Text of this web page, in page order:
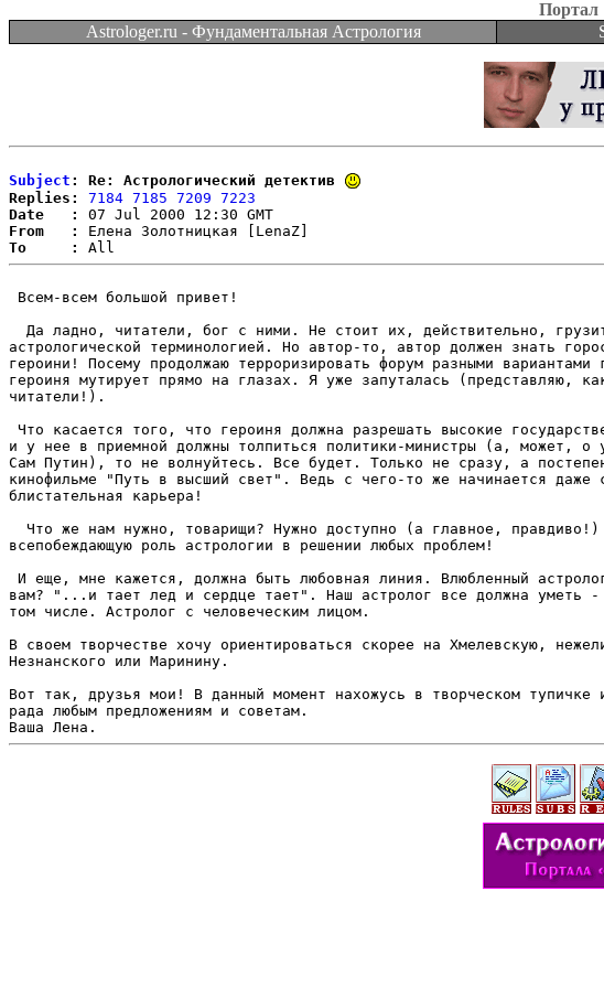
Портал
Astrologer.ru - Фундаментальная Астрология
Subject : Re: Астрологический детектив
Replies:
7184 7185 7209 7223
Date   :
From   :
To     :
Всем-всем большой привет!
Да ладно, читатели, бог с ними. Не стоит их, действительно,
астрологической терминологией. Но автор-то, автор должен знать
героини! Посему продолжаю терроризировать форум разными вариантами
героиня мутирует прямо на глазах. Я уже запуталась (представляю,
читатели!).
Что касается того, что героиня должна разрешать высокие
и у нее в приемной должны толпиться политики-министры (а, может,
Сам Путин), то не волнуйтесь. Все будет. Только не сразу, а
кинофильме "Путь в высший свет". Ведь с чего-то же начинается даже
блистательная карьера!
Что же нам нужно, товарищи? Нужно доступно (а главное, правдиво!)
всепобеждающую роль астрологии в решении любых проблем!
И еще, мне кажется, должна быть любовная линия. Влюбленный
вам? "...и тает лед и сердце тает". Наш астролог все должна уметь -
том числе. Астролог с человеческим лицом.
В своем творчестве хочу ориентироваться скорее на Хмелевскую,
Незнанского или Маринину.
Вот так, друзья мои! В данный момент нахожусь в творческом тупичке
рада любым предложениям и советам.